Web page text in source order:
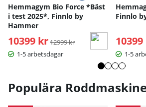
Hemmagym Bio Force *Bäst
i test 2025*, Finnlo by
Hammer
10399 kr Ordinarie pris:
12999 kr
1-5 arbetsdagar
Finnlo
1-5
Populära